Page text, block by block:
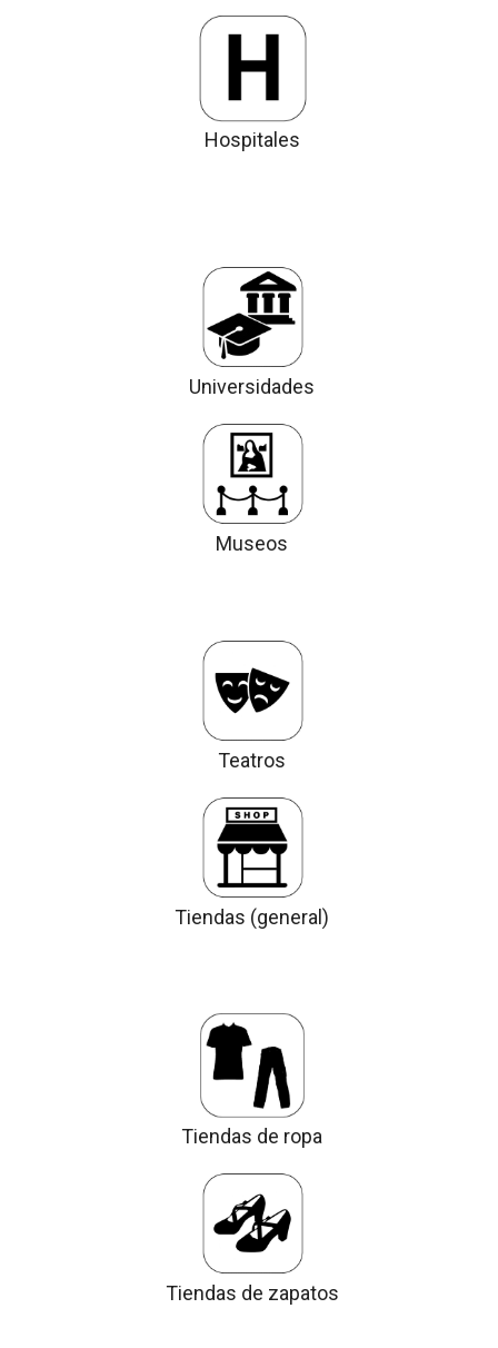
Hospitales
Universidades
Museos
Teatros
Tiendas (general)
Tiendas de ropa
Tiendas de zapatos